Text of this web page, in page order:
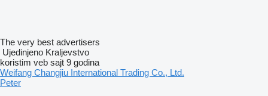
The very best advertisers
Ujedinjeno Kraljevstvo
koristim veb sajt 9 godina
Weifang Changjiu International Trading Co., Ltd.
Peter